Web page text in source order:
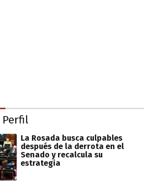
Perfil
La Rosada busca culpables
después de la derrota en el
Senado y recalcula su
estrategia